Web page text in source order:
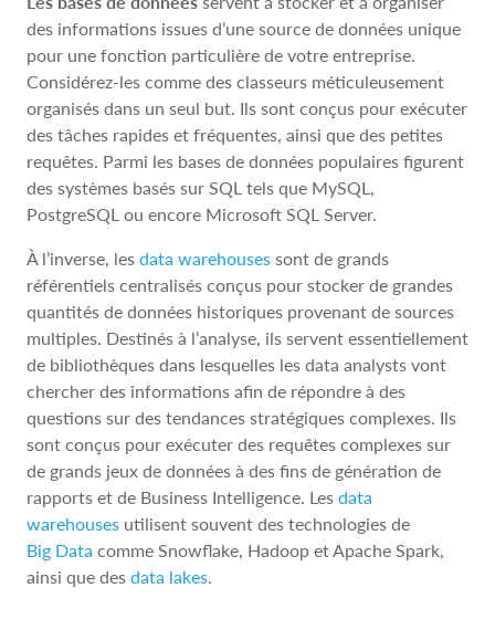
des informations issues d’une source de données unique
pour une fonction particulière de votre entreprise.
Considérez-les comme des classeurs méticuleusement
organisés dans un seul but. Ils sont conçus pour exécuter
des tâches rapides et fréquentes, ainsi que des petites
requêtes. Parmi les bases de données populaires figurent
des systèmes basés sur SQL tels que MySQL,
PostgreSQL ou encore Microsoft SQL Server.
À l’inverse, les data warehouses sont de grands
référentiels centralisés conçus pour stocker de grandes
quantités de données historiques provenant de sources
multiples. Destinés à l’analyse, ils servent essentiellement
de bibliothèques dans lesquelles les data analysts vont
chercher des informations afin de répondre à des
questions sur des tendances stratégiques complexes. Ils
sont conçus pour exécuter des requêtes complexes sur
de grands jeux de données à des fins de génération de
rapports et de Business Intelligence. Les data
warehouses utilisent souvent des technologies de
Big Data comme Snowflake, Hadoop et Apache Spark,
ainsi que des data lakes.